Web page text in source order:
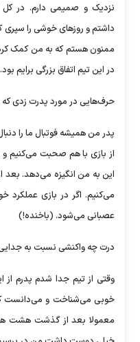
نزدیک و صمیمی دارم. در کل
داشتم و روز‌های خوشی را سپری
ممنون هستم که به من کمک
در این تیم اتفاق بزرگی برایم بود.
حرف‌هایی در مورد پدرت زدی که
پدر من همیشه فوتبال ما را
از بازی با هم صحبت می‌کنیم و
این به من انگیزه می‌دهد. بعد از
می‌کنیم. اگر در بازی عملکرد
عصبانی می‌شود. (باخنده!)
درت چه واکنشی نسبت به
وقتی از تیم جدا شدم پدرم
خوبی می‌شناخت و می‌دانست
معمولا بعد از گذشت هشت